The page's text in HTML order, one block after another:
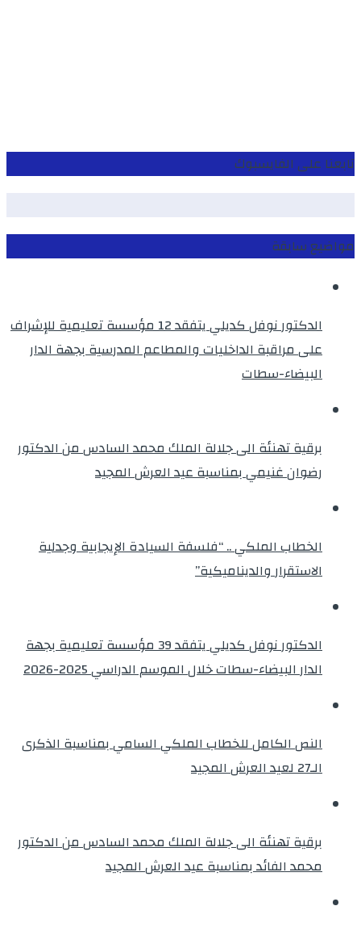
تابعنا على الفايسبوك
مواضيع سابقة
الدكتور نوفل كديلي يتفقد 12 مؤسسة تعليمية للإشراف
على مراقبة الداخليات والمطاعم المدرسية بجهة الدار
البيضاء-سطات
برقية تهنئة الى جلالة الملك محمد السادس من الدكتور
رضوان غنيمي بمناسبة عيد العرش المجيد
الخطاب الملكي .. “فلسفة السيادة الإيجابية وجدلية
الاستقرار والديناميكية”
الدكتور نوفل كديلي يتفقد 39 مؤسسة تعليمية بجهة
الدار البيضاء-سطات خلال الموسم الدراسي 2025-2026
النص الكامل للخطاب الملكي السامي بمناسبة الذكرى
الـ27 لعيد العرش المجيد
برقية تهنئة الى جلالة الملك محمد السادس من الدكتور
محمد الفائد بمناسبة عيد العرش المجيد